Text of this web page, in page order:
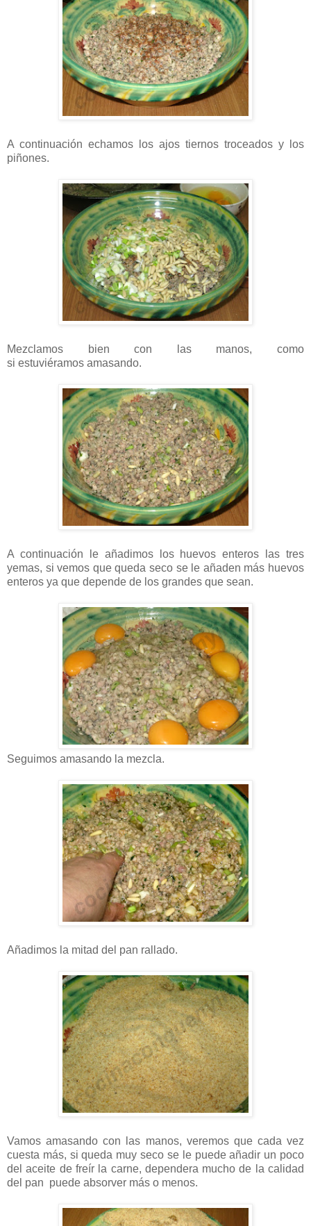
A continuación echamos los ajos tiernos troceados y los
piñones.
Mezclamos bien con las manos, como
si estuviéramos amasando.
A continuación le añadimos los huevos enteros las tres
yemas, si vemos que queda seco se le añaden más huevos
enteros ya que depende de los grandes que sean.
Seguimos amasando la mezcla.
Añadimos la mitad del pan rallado.
Vamos amasando con las manos, veremos que cada vez
cuesta más, si queda muy seco se le puede añadir un poco
del aceite de freír la carne, dependera mucho de la calidad
del pan puede absorver más o menos.